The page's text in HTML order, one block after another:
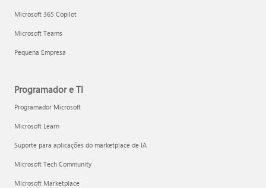
Microsoft 365 Copilot
Microsoft Teams
Pequena Empresa
Programador e TI
Programador Microsoft
Microsoft Learn
Suporte para aplicações do marketplace de IA
Microsoft Tech Community
Microsoft Marketplace